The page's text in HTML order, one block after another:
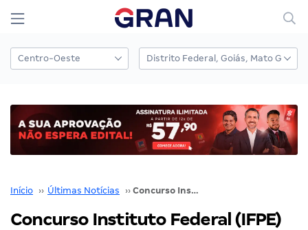
Início ›› Últimas Notícias ›› Concurso Instituto Federal (IFPE) 2016: Oferta de vagas para todos os níveis! Veja 10 motivos para participar!
Concurso Instituto Federal (IFPE)